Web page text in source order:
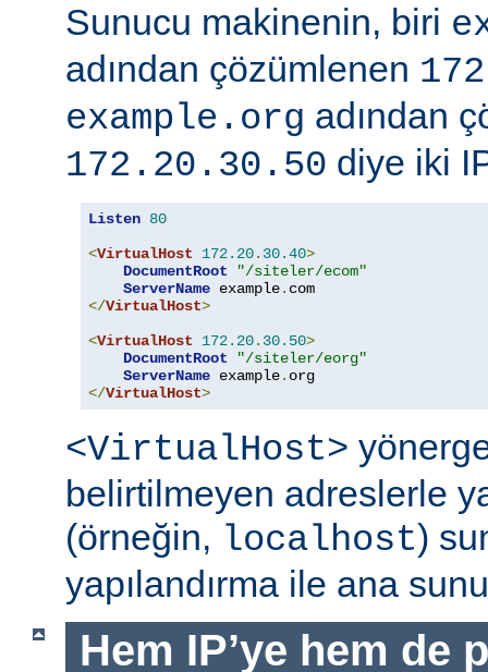
Sunucu makinenin, biri
adından çözümlenen
example.org adından
172.20.30.50 diye iki
Listen 80
<VirtualHost 172.20. 30.40>
DocumentRoot
"/siteler/ecom"
ServerName example.
</VirtualHost>
<VirtualHost 172.20. 30.50>
DocumentRoot
"/siteler/eorg"
ServerName example.
</VirtualHost>
<VirtualHost>
belirtilmeyen adreslerle
(örneğin, localhost)
yapılandırma ile ana
Hem IP’ye hem de